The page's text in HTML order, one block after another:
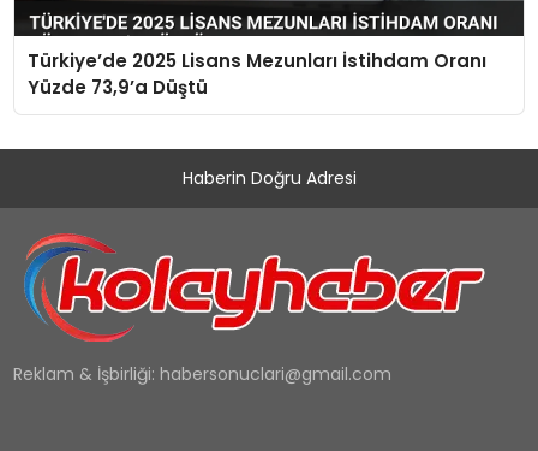
Türkiye’de 2025 Lisans Mezunları İstihdam Oranı
Yüzde 73,9’a Düştü
Haberin Doğru Adresi
Reklam & İşbirliği: habersonuclari@gmail.com